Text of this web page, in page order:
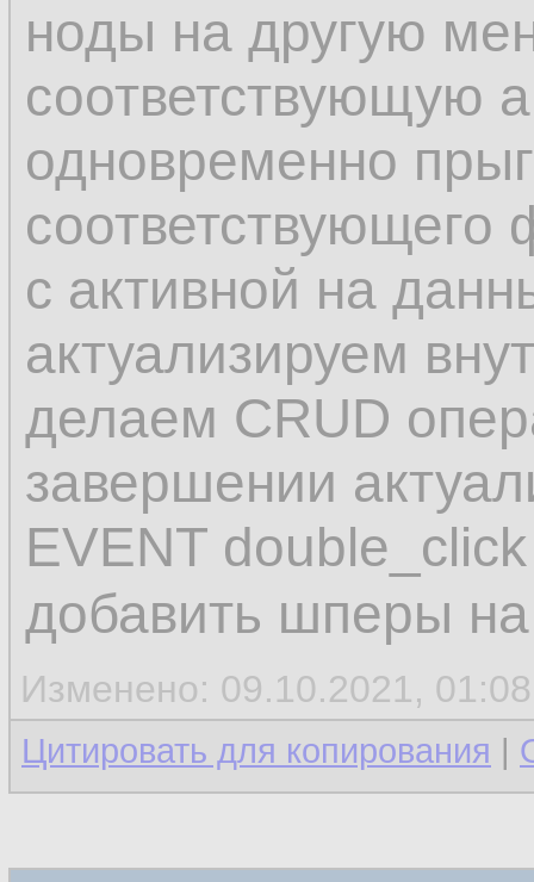
ноды на другую
соответствующую
одновременно
с активной на
актуализируем
делаем CRUD
завершении
EVENT
добавить шперы
Изменено: 09.10.2021,
Цитировать для копирования |